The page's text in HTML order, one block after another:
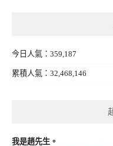
今日人氣：359,187
累積人氣：32,468,146
我是趙先生。